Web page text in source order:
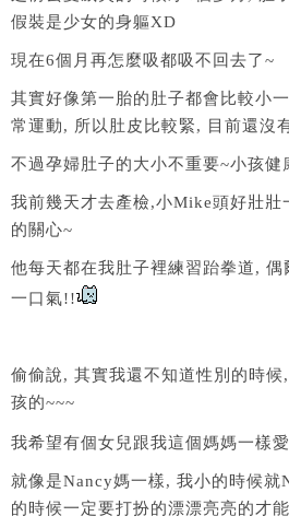
假裝是少女的身軀XD
現在6個月再怎麼吸都吸不回去了~
其實好像第一胎的肚子都會比較小
常運動, 所以肚皮比較緊, 目前還沒
不過孕婦肚子的大小不重要~小孩健
我前幾天才去產檢,小Mike頭好壯壯
的關心~
他每天都在我肚子裡練習跆拳道, 偶
一口氣!!
偷偷說, 其實我還不知道性別的時
孩的~~~
我希望有個女兒跟我這個媽媽一樣
就像是Nancy媽一樣, 我小的時候就
的時候一定要打扮的漂漂亮亮的才